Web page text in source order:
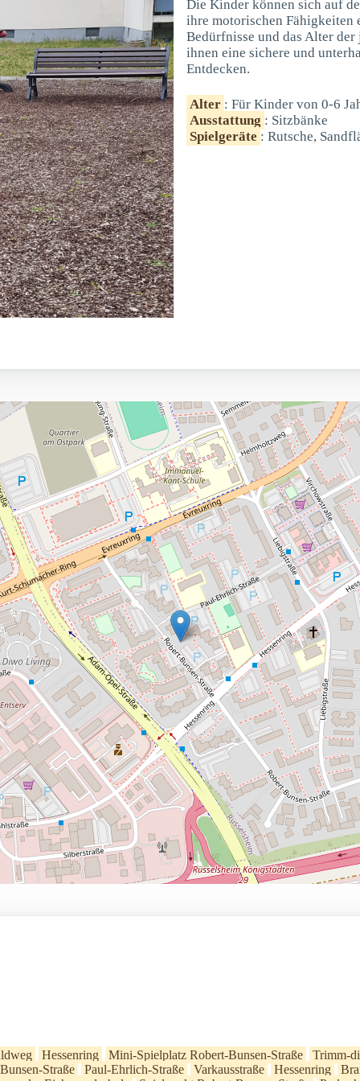
Die Kinder können sich auf
ihre motorischen
Bedürfnisse und das Alter
ihnen eine sichere und
Entdecken.
Alter : Für Kinder von 0-6
Ausstattung : Sitzbänke
Spielgeräte : Rutsche,
Hessenring Mini-Spielplatz Robert-Bunsen-Straße
Trimm-
Straße
Paul-Ehrlich-Straße Varkausstraße Hessenring